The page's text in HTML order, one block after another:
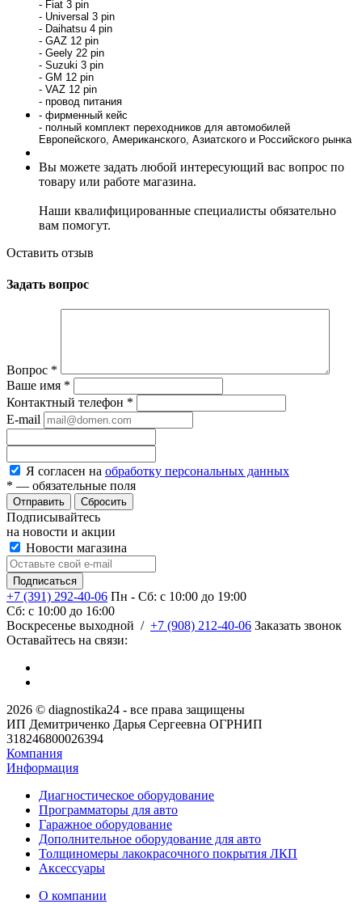
- Fiat 3 pin
- Universal 3 pin
- Daihatsu 4 pin
- GAZ 12 pin
- Geely 22 pin
- Suzuki 3 pin
- GM 12 pin
- VAZ 12 pin
- провод питания
- фирменный кейс
- полный комплект переходников для автомобилей
Европейского, Американского, Азиатского и Российского рынка
Вы можете задать любой интересующий вас вопрос по
товару или работе магазина.
Наши квалифицированные специалисты обязательно
вам помогут.
Оставить отзыв
Задать вопрос
Вопрос *
Ваше имя *
Контактный телефон *
E-mail
Я согласен на обработку персональных данных
* — обязательные поля
Сбросить
Подписывайтесь
на новости и акции
Новости магазина
+7 (391) 292-40-06 Пн - Сб: c 10:00 до 19:00
Сб: c 10:00 до 16:00
​Воскресенье выходной / +7 (908) 212-40-06 Заказать звонок
Оставайтесь на связи:
2026 © diagnostika24 - все права защищены
ИП Демитриченко Дарья Сергеевна ОГРНИП
318246800026394
Компания
Информация
Диагностическое оборудование
Программаторы для авто
Гаражное оборудование
Дополнительное оборудование для авто
Толщиномеры лакокрасочного покрытия ЛКП
Аксессуары
О компании